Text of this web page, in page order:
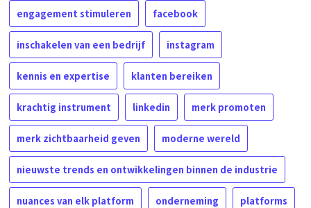
engagement stimuleren facebook
inschakelen van een bedrijf instagram
kennis en expertise klanten bereiken
krachtig instrument linkedin merk promoten
merk zichtbaarheid geven moderne wereld
nieuwste trends en ontwikkelingen binnen de industrie
nuances van elk platform onderneming platforms